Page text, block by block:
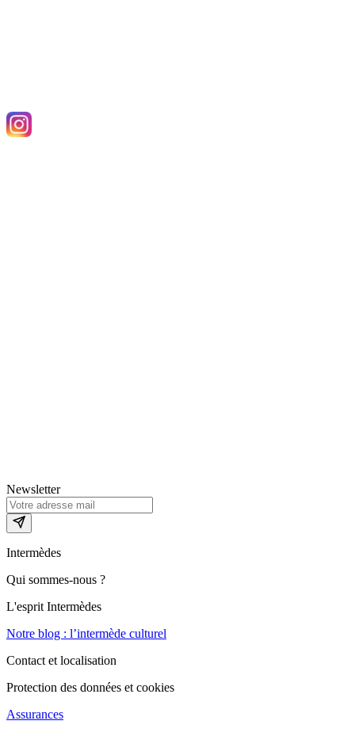
Newsletter
Intermèdes
Qui sommes-nous ?
L'esprit Intermèdes
Notre blog : l’intermède culturel
Contact et localisation
Protection des données et cookies
Assurances